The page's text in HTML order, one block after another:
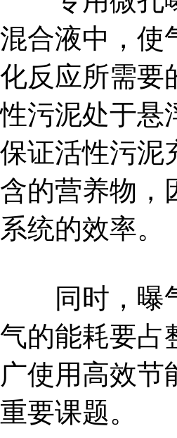
混合液中，使
化反应所需要
性污泥处于悬
保证活性污泥
含的营养物，
系统的效率。
同时，曝气
气的能耗要占
广使用高效节
重要课题。